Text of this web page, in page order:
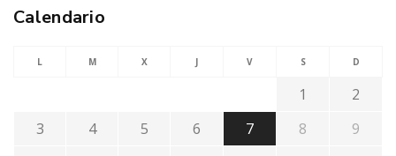
Calendario
L M X J V S D
1
2
3
4 5 6 7 8
9